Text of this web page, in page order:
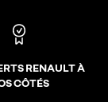
RENAULT À
CÔTÉS